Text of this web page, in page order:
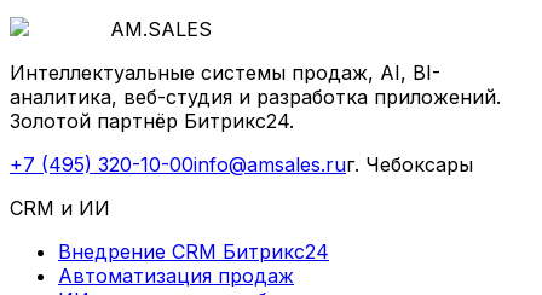
AM.SALES
Интеллектуальные системы продаж, AI, BI-
аналитика, веб-студия и разработка приложений.
Золотой партнёр Битрикс24.
+7 (495) 320-10-00info@amsales.ruг. Чебоксары
CRM и ИИ
Внедрение CRM Битрикс24
Автоматизация продаж